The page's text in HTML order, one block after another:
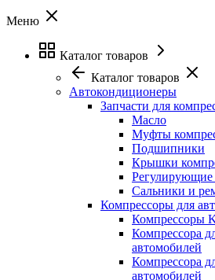
Меню
Каталог товаров
Каталог товаров
Автокондиционеры
Запчасти для
Масло
Муфты
Подшипники
Крышки
Регулирующие
Сальники и
Компрессоры для
Компрессоры
Компрессора
автомобилей
Компрессора
автомобилей